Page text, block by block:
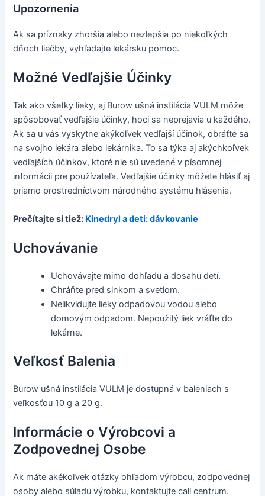
Upozornenia
Ak sa príznaky zhoršia alebo nezlepšia po niekoľkých
dňoch liečby, vyhľadajte lekársku pomoc.
Možné Vedľajšie Účinky
Tak ako všetky lieky, aj Burow ušná instilácia VULM môže
spôsobovať vedľajšie účinky, hoci sa neprejavia u každého.
Ak sa u vás vyskytne akýkoľvek vedľajší účinok, obráťte sa
na svojho lekára alebo lekárnika. To sa týka aj akýchkoľvek
vedľajších účinkov, ktoré nie sú uvedené v písomnej
informácii pre používateľa. Vedľajšie účinky môžete hlásiť aj
priamo prostredníctvom národného systému hlásenia.
Prečítajte si tiež: Kinedryl a deti: dávkovanie
Uchovávanie
Uchovávajte mimo dohľadu a dosahu detí.
Chráňte pred slnkom a svetlom.
Nelikvidujte lieky odpadovou vodou alebo
domovým odpadom. Nepoužitý liek vráťte do
lekárne.
Veľkosť Balenia
Burow ušná instilácia VULM je dostupná v baleniach s
veľkosťou 10 g a 20 g.
Informácie o Výrobcovi a
Zodpovednej Osobe
Ak máte akékoľvek otázky ohľadom výrobcu, zodpovednej
osoby alebo súladu výrobku, kontaktujte call centrum.